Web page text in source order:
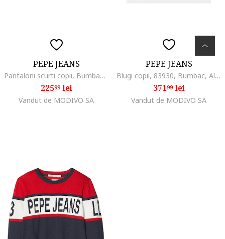
PEPE JEANS
Pantaloni scurti copii, Bumbac, Albastru, Albastru
22599lei
Vandut de MODIVO SA
PEPE JEANS
Blugi copii, 83930, Bumbac, Albastru
37199lei
Vandut de MODIVO SA